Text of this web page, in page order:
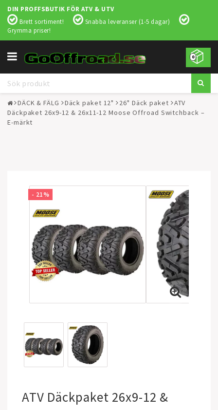
DIN PROFFSBUTIK FÖR ATV & UTV
Brett sortiment!
Snabba leveranser (1-5 dagar)
Grymma priser!
0
Toggle
navigation
DÄCK & FÄLG Däck paket 12" 26" Däck paket
ATV
Däckpaket 26x9-12 & 26x11-12 Moose Offroad Switchback –
E-märkt
- 21%
ATV Däckpaket 26x9-12 &